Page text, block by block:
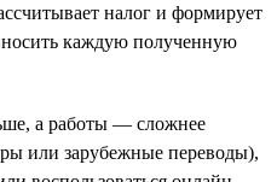
налог и формирует
каждую полученную
а работы — сложнее
или зарубежные переводы),